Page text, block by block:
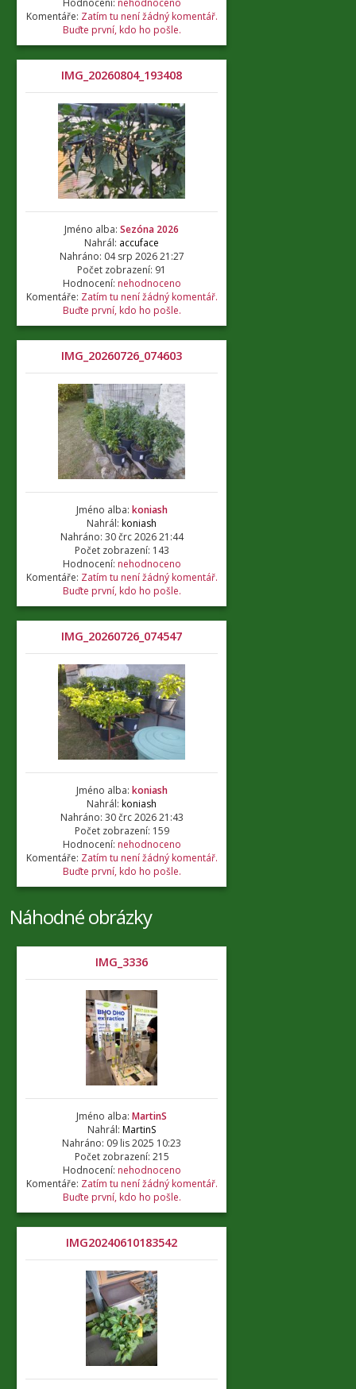
Hodnocení: nehodnoceno
Komentáře: Zatím tu není žádný komentář.
Buďte první, kdo ho pošle.
IMG_20260804_193408
Jméno alba: Sezóna 2026
Nahrál: accuface
Nahráno: 04 srp 2026 21:27
Počet zobrazení: 91
Hodnocení: nehodnoceno
Komentáře: Zatím tu není žádný komentář.
Buďte první, kdo ho pošle.
IMG_20260726_074603
Jméno alba: koniash
Nahrál: koniash
Nahráno: 30 črc 2026 21:44
Počet zobrazení: 143
Hodnocení: nehodnoceno
Komentáře: Zatím tu není žádný komentář.
Buďte první, kdo ho pošle.
IMG_20260726_074547
Jméno alba: koniash
Nahrál: koniash
Nahráno: 30 črc 2026 21:43
Počet zobrazení: 159
Hodnocení: nehodnoceno
Komentáře: Zatím tu není žádný komentář.
Buďte první, kdo ho pošle.
Náhodné obrázky
IMG_3336
Jméno alba: MartinS
Nahrál: MartinS
Nahráno: 09 lis 2025 10:23
Počet zobrazení: 215
Hodnocení: nehodnoceno
Komentáře: Zatím tu není žádný komentář.
Buďte první, kdo ho pošle.
IMG20240610183542